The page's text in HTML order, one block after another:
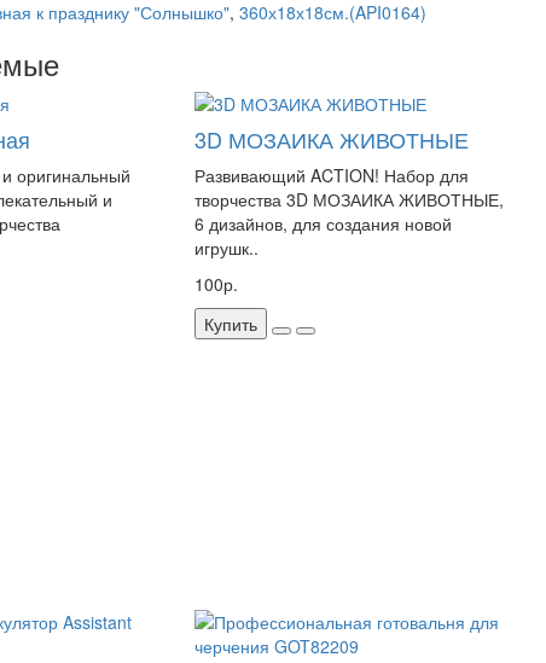
к празднику "Солнышко", 360х18х18см.(API0164)
оригинальный
и
3D МОЗАИКА ЖИВОТНЫЕ
Развивающий ACTION! Набор для
творчества 3D МОЗАИКА ЖИВОТНЫЕ,
6 дизайнов, для создания новой
игрушк..
100р.
Купить